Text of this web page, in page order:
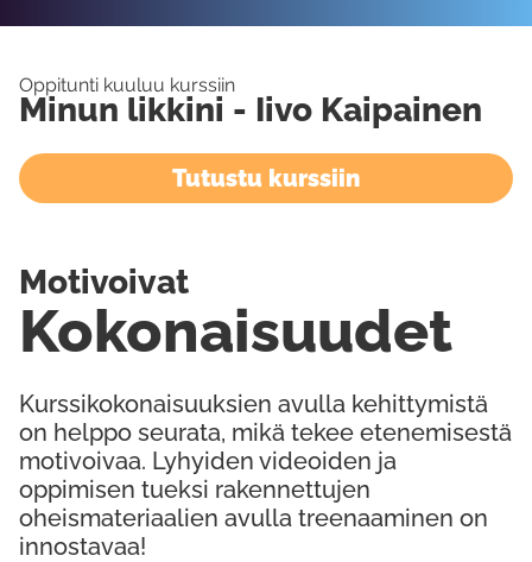
Oppitunti kuuluu kurssiin
Minun likkini - Iivo Kaipainen
Tutustu kurssiin
Kurssikokonaisuuksien avulla kehittymistä
on helppo seurata, mikä tekee etenemisestä
motivoivaa. Lyhyiden videoiden ja
oppimisen tueksi rakennettujen
oheismateriaalien avulla treenaaminen on
innostavaa!
Kokonaisuudet
Motivoivat